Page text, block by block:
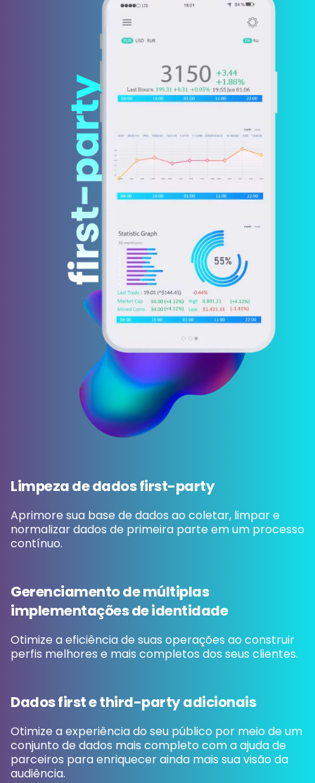
Limpeza de dados first-party
Aprimore sua base de dados ao coletar, limpar e
normalizar dados de primeira parte em um processo
contínuo.
Gerenciamento de múltiplas
implementações de identidade
Otimize a eficiência de suas operações ao construir
perfis melhores e mais completos dos seus clientes.
Dados first e third-party adicionais
Otimize a experiência do seu público por meio de um
conjunto de dados mais completo com a ajuda de
parceiros para enriquecer ainda mais sua visão da
audiência.